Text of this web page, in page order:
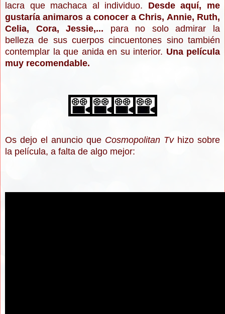
lacra que machaca al individuo. Desde aquí, me
gustaría animaros a conocer a Chris, Annie, Ruth,
Celia, Cora, Jessie,... para no solo admirar la
belleza de sus cuerpos cincuentones sino también
contemplar la que anida en su interior. Una película
muy recomendable.
Os dejo el anuncio que Cosmopolitan Tvhizo sobre
la película, a falta de algo mejor: